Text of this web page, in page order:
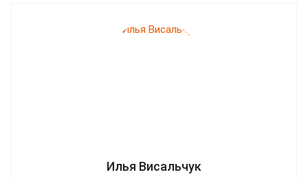
Илья Висальчук